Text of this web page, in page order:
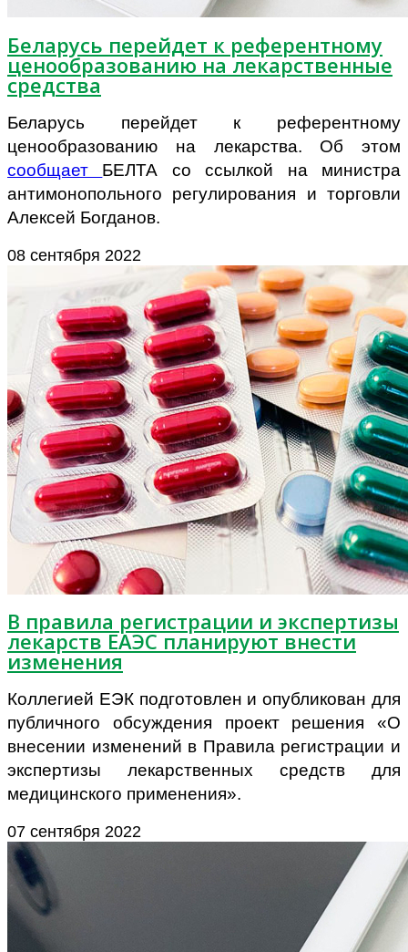
Беларусь перейдет к референтному
ценообразованию на лекарственные
средства
Беларусь перейдет к референтному
ценообразованию на лекарства. Об этом
сообщает БЕЛТА со ссылкой на министра
антимонопольного регулирования и торговли
Алексей Богданов.
08 сентября 2022
В правила регистрации и экспертизы
лекарств ЕАЭС планируют внести
изменения
Коллегией ЕЭК подготовлен и опубликован для
публичного обсуждения проект решения «О
внесении изменений в Правила регистрации и
экспертизы лекарственных средств для
медицинского применения».
07 сентября 2022